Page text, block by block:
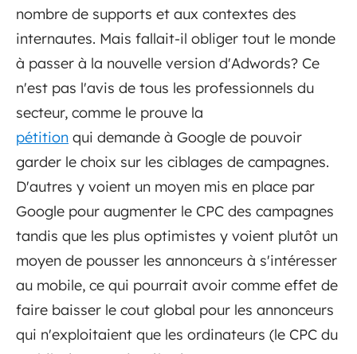
nombre de supports et aux contextes des
internautes. Mais fallait-il obliger tout le monde
à passer à la nouvelle version d'Adwords? Ce
n'est pas l'avis de tous les professionnels du
secteur, comme le prouve la
pétition qui demande à Google de pouvoir
garder le choix sur les ciblages de campagnes.
D'autres y voient un moyen mis en place par
Google pour augmenter le CPC des campagnes
tandis que les plus optimistes y voient plutôt un
moyen de pousser les annonceurs à s'intéresser
au mobile, ce qui pourrait avoir comme effet de
faire baisser le cout global pour les annonceurs
qui n'exploitaient que les ordinateurs (le CPC du